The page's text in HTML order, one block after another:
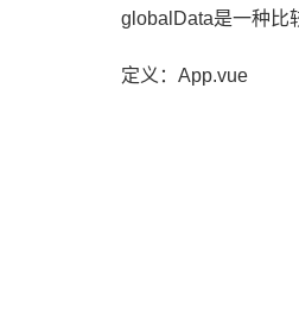
globalData是一种比
定义：App.vue